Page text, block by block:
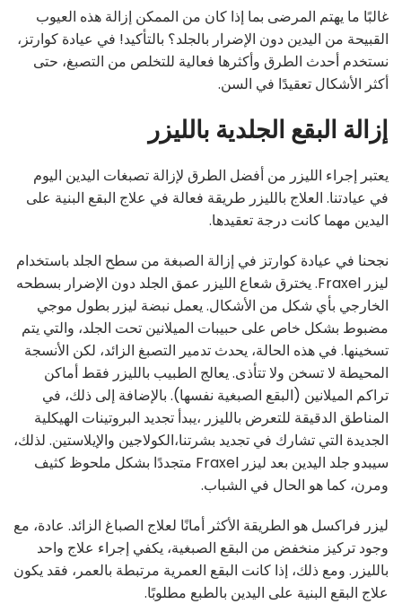
غالبًا ما يهتم المرضى بما إذا كان من الممكن إزالة هذه العيوب
القبيحة من اليدين دون الإضرار بالجلد؟ بالتأكيد! في عيادة كوارتز،
نستخدم أحدث الطرق وأكثرها فعالية للتخلص من التصبغ، حتى
أكثر الأشكال تعقيدًا في السن.
إزالة البقع الجلدية بالليزر
يعتبر إجراء الليزر من أفضل الطرق لإزالة تصبغات اليدين اليوم
في عيادتنا. العلاج بالليزر طريقة فعالة في علاج البقع البنية على
اليدين مهما كانت درجة تعقيدها.
نجحنا في عيادة كوارتز في إزالة الصبغة من سطح الجلد باستخدام
ليزر Fraxel. يخترق شعاع الليزر عمق الجلد دون الإضرار بسطحه
الخارجي بأي شكل من الأشكال. يعمل نبضة ليزر بطول موجي
مضبوط بشكل خاص على حبيبات الميلانين تحت الجلد، والتي يتم
تسخينها. في هذه الحالة، يحدث تدمير التصبغ الزائد، لكن الأنسجة
المحيطة لا تسخن ولا تتأذى. يعالج الطبيب بالليزر فقط أماكن
تراكم الميلانين (البقع الصبغية نفسها). بالإضافة إلى ذلك، في
المناطق الدقيقة للتعرض بالليزر ،يبدأ تجديد البروتينات الهيكلية
الجديدة التي تشارك في تجديد بشرتنا،الكولاجين والإيلاستين. لذلك،
سيبدو جلد اليدين بعد ليزر Fraxel متجددًا بشكل ملحوظ كثيف
ومرن، كما هو الحال في الشباب.
ليزر فراكسل هو الطريقة الأكثر أمانًا لعلاج الصباغ الزائد. عادة، مع
وجود تركيز منخفض من البقع الصبغية، يكفي إجراء علاج واحد
بالليزر. ومع ذلك، إذا كانت البقع العمرية مرتبطة بالعمر، فقد يكون
علاج البقع البنية على اليدين بالطبع مطلوبًا.